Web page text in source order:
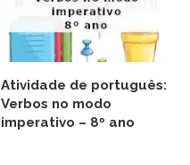
Atividade de português:
Verbos no modo
imperativo – 8º ano